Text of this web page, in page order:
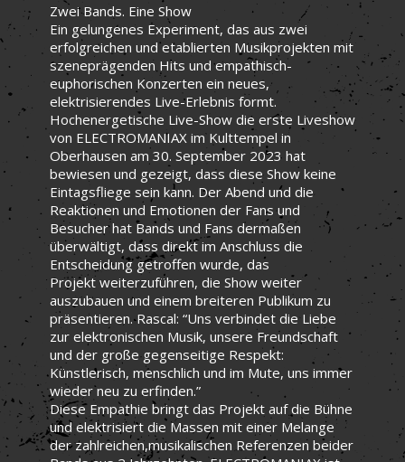
Zwei Bands. Eine Show
Ein gelungenes Experiment, das aus zwei
erfolgreichen und etablierten Musikprojekten mit
szeneprägenden Hits und empathisch-
euphorischen Konzerten ein neues,
elektrisierendes Live-Erlebnis formt.
Hochenergetische Live-Show die erste Liveshow
von ELECTROMANIAX im Kulttempel in
Oberhausen am 30. September 2023 hat
bewiesen und gezeigt, dass diese Show keine
Eintagsfliege sein kann. Der Abend und die
Reaktionen und Emotionen der Fans und
Besucher hat Bands und Fans dermaßen
überwältigt, dass direkt im Anschluss die
Entscheidung getroffen wurde, das
Projekt weiterzuführen, die Show weiter
auszubauen und einem breiteren Publikum zu
präsentieren. Rascal: “Uns verbindet die Liebe
zur elektronischen Musik, unsere Freundschaft
und der große gegenseitige Respekt:
Künstlerisch, menschlich und im Mute, uns immer
wieder neu zu erfinden.”
Diese Empathie bringt das Projekt auf die Bühne
und elektrisiert die Massen mit einer Melange
der zahlreichen,musikalischen Referenzen beider